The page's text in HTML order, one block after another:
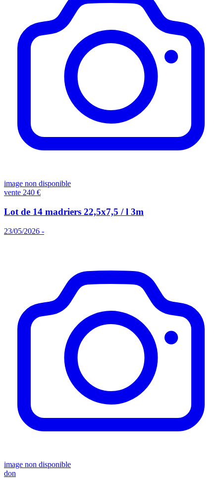
image non disponible
vente 240 €
Lot de 14 madriers 22,5x7,5 / l 3m
23/05/2026 -
image non disponible
don